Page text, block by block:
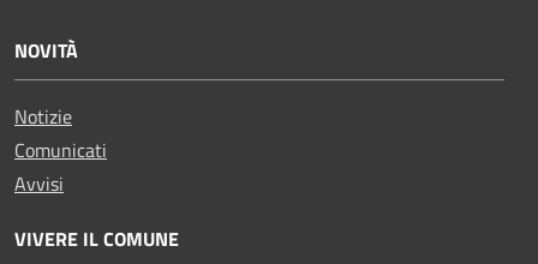
NOVITÀ
Notizie
Comunicati
Avvisi
VIVERE IL COMUNE